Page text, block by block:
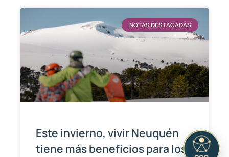
NOTAS DESTACADAS
Este invierno, vivir Neuquén
tiene más beneficios para los